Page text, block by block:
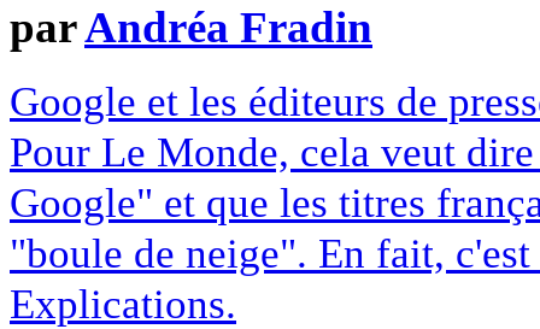
parAndréa Fradin
Google et les éditeurs de
Pour Le Monde, cela veut
Google" et que les titres
"boule de neige". En fait,
Explications.